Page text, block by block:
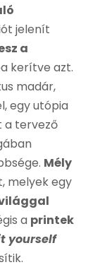
jelenít
a
kerítve azt.
madár,
egy utópia
a tervező
Mély
melyek egy
a printek
yourself